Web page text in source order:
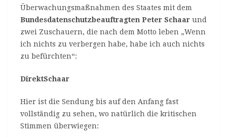
Überwachungsmaßnahmen des Staates mit dem
Bundesdatenschutzbeauftragten Peter Schaar und
zwei Zuschauern, die nach dem Motto leben „Wenn
ich nichts zu verbergen habe, habe ich auch nichts
zu befürchten“:
DirektSchaar
Hier ist die Sendung bis auf den Anfang fast
vollständig zu sehen, wo natürlich die kritischen
Stimmen überwiegen: